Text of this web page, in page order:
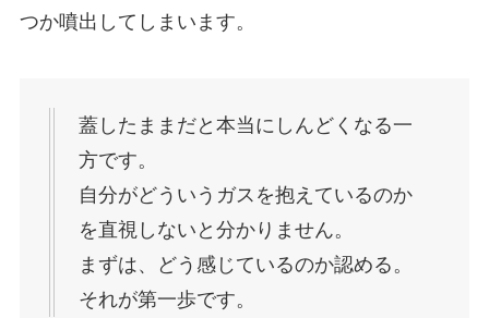
つか噴出してしまいます。
蓋したままだと本当にしんどくなる一
方です。
自分がどういうガスを抱えているのか
を直視しないと分かりません。
まずは、どう感じているのか認める。
それが第一歩です。